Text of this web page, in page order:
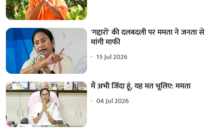
'गद्दारों' की दलबदली पर ममता ने जनता से
मांगी माफी
15 Jul 2026
मैं अभी जिंदा हूं, यह मत भूलिए: ममता
04 Jul 2026